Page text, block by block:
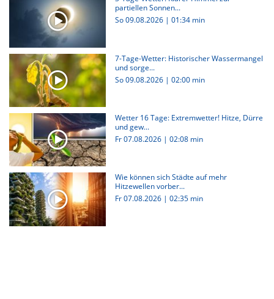
partiellen Sonnen...
So 09.08.2026 | 01:34 min
7-Tage-Wetter: Historischer Wassermangel
und sorge...
So 09.08.2026 | 02:00 min
Wetter 16 Tage: Extremwetter! Hitze, Dürre
und gew...
Fr 07.08.2026 | 02:08 min
Wie können sich Städte auf mehr
Hitzewellen vorber...
Fr 07.08.2026 | 02:35 min